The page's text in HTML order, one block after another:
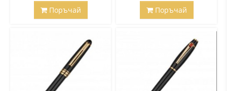
Поръчай
Поръчай